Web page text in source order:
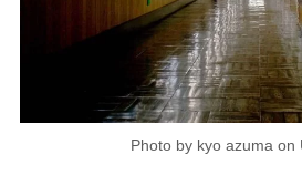
Photo by kyo azuma on